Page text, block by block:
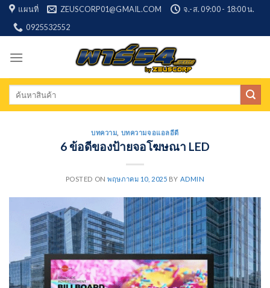
Skip
content
แผนที่ ZEUSCORP01@GMAIL.COM
จ.-ส. 09:00 - 18:00 น.
0925532552
Search
บทความ บทความจอแอลอีดี
6 ข้อดีของป้ายจอโฆษณา LED
POSTED ONพฤษภาคม 10, 2025 BY ADMIN